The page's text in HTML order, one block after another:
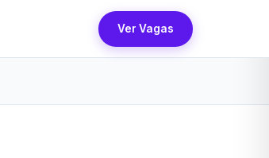
Ver Vagas